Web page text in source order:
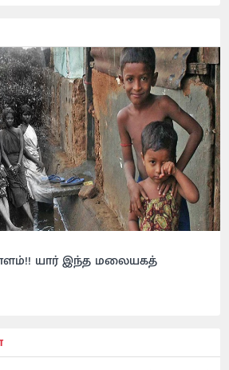
யார் இந்த மலையகத்